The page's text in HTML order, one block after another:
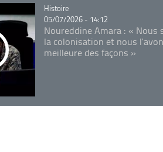
Catégorie
Histoire
05/07/2026 - 14:12
Noureddine Amara : « Nous
la colonisation et nous
meilleure des façons »